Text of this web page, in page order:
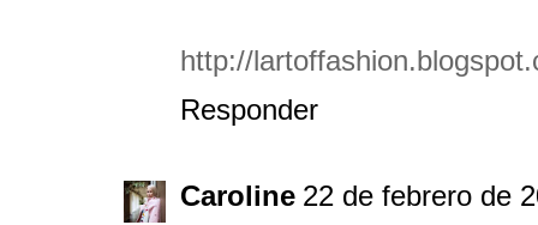
http://
Responder
Caroline 22 de febrero de